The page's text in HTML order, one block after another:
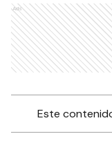
Ads
Este